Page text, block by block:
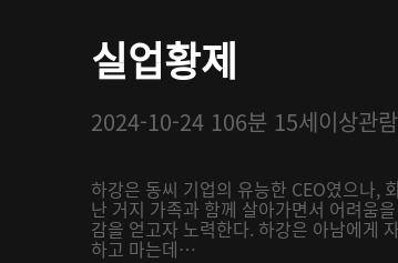
실업황제
2024-10-24 106분 15세이상관
하강은 동씨 기업의 유능한 CEO였으나,
난 거지 가족과 함께 살아가면서 어려움
감을 얻고자 노력한다. 하강은 아남에게
하고 마는데…